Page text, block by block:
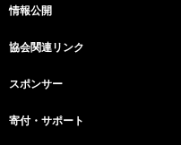
情報公開
協会関連リンク
スポンサー
寄付・サポート